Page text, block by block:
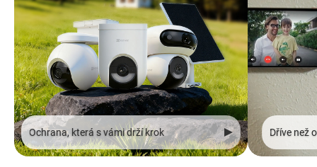
Ochrana, která s vámi drží krok